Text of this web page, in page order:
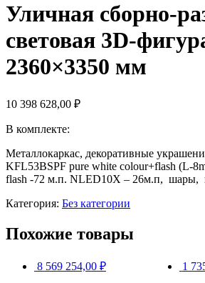
Уличная сборно-
световая 3D-
2360×3350 мм
10 398 628,00 ₽
В комплекте:
Металлокаркас, декоративные
KFL53BSPF pure white colour+flash (L-
flash -72 м.п. NLED10X – 26м.п, шары,
Категория: Без категории
Похожие товары
8 569 254,00 ₽ 1